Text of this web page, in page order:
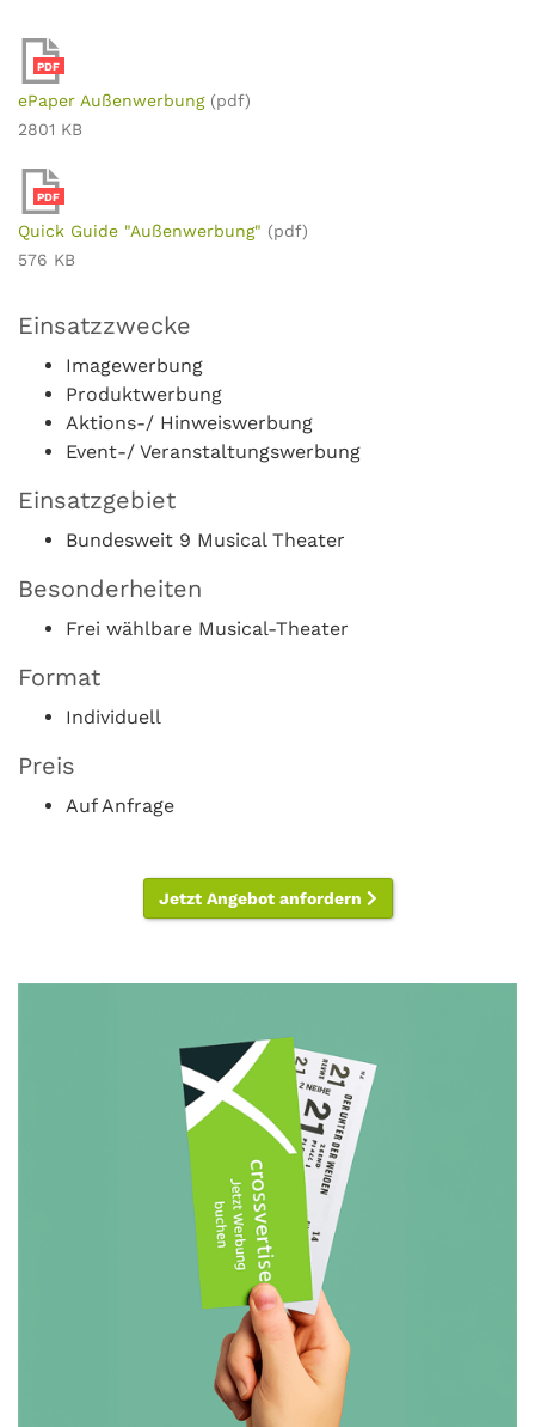
PDF
ePaper Außenwerbung (pdf)
2801 KB
PDF
Quick Guide "Außenwerbung" (pdf)
576 KB
Einsatzzwecke
Imagewerbung
Produktwerbung
Aktions-/ Hinweiswerbung
Event-/ Veranstaltungswerbung
Einsatzgebiet
Bundesweit 9 Musical Theater
Besonderheiten
Frei wählbare Musical-Theater
Format
Individuell
Preis
Auf Anfrage
Jetzt Angebot anfordern